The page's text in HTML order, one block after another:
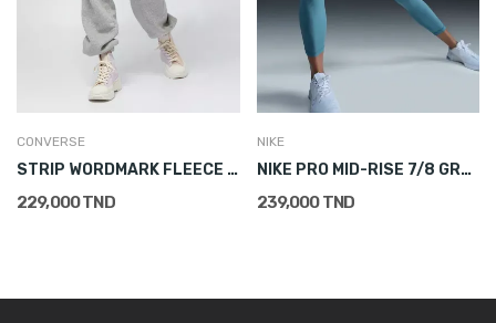
CONVERSE
STRIP WORDMARK FLEECE BOTTOM
229,000 TND
NIKE
NIKE PRO MID-RISE 7/8 GRAPHIC LEGGINGS
239,000 TND